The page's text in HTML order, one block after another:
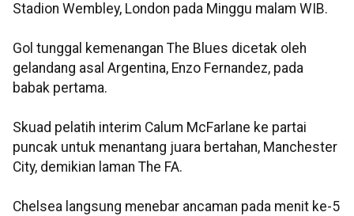
Stadion Wembley, London pada Minggu malam WIB.
Gol tunggal kemenangan The Blues dicetak oleh
gelandang asal Argentina, Enzo Fernandez, pada
babak pertama.
Skuad pelatih interim Calum McFarlane ke partai
puncak untuk menantang juara bertahan, Manchester
City, demikian laman The FA.
Chelsea langsung menebar ancaman pada menit ke-5